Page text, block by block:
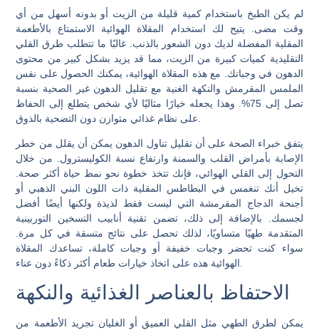
لم يكن الطبخ باستخدام كمية قليلة من الزيت أو بدونه أسهل من أي
وقت مضى. يتيح لك استخدام المقلاة الهوائية الاستمتاع بالأطعمة
المقلية المفضلة لديك دون الشعور بالذنب. غالبًا ما تتطلب طرق القلي
التقليدية كميات كبيرة من الزيت، مما قد يزيد بشكل كبير من محتوى
الدهون في وجباتك. مع هذه المقلاة الهوائية، يمكنك الحصول على نفس
الملمس المقرمش والنكهة الغنية مع تقليل الدهون غير الصحية بنسبة
تصل إلى 75%. وهذا يجعله خيارًا مثاليًا لأي شخص يتطلع إلى الحفاظ
يتفق خبراء الصحة على أن تقليل تناول الدهون يمكن أن يقلل من خطر
الإصابة بأمراض القلب والسمنة وارتفاع نسبة الكوليسترول. من خلال
التحول إلى القلي الهوائي، فإنك تتخذ خطوة نحو نمط حياة أكثر صحة.
تخيل أنك تنغمس في البطاطس المقلية ذات اللون البني الذهبي أو
أجنحة الدجاج المقرمشة التي ليست فقط لذيذة ولكنها أيضًا أفضل
لجسمك. بالإضافة إلى ذلك، تضمن تقنية أنابيب التسخين التوربينية
المتقدمة طهيًا متساويًا، لذلك تحصل على نتائج متسقة في كل مرة.
سواء كنت تحضر وجبات خفيفة أو وجبات كاملة، تساعدك المقلاة
الاحتفاظ بالعناصر الغذائية والنكهة
يمكن لطرق الطهي مثل القلي العميق أو الغليان تجريد الأطعمة من